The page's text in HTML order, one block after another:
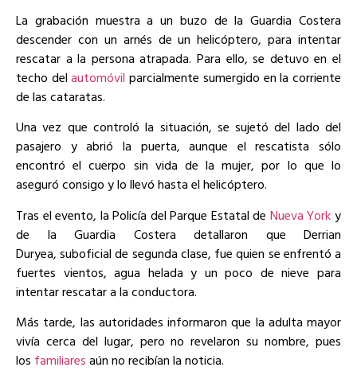
La grabación muestra a un buzo de la Guardia Costera
descender con un arnés de un helicóptero, para intentar
rescatar a la persona atrapada. Para ello, se detuvo en el
techo delautomóvil parcialmente sumergido en la corriente
de las cataratas.
Una vez que controló la situación, se sujetó del lado del
pasajero y abrió la puerta, aunque el rescatista sólo
encontró el cuerpo sin vida de la mujer, por lo que lo
aseguró consigo y lo llevó hasta el helicóptero.
Tras el evento, la Policía del Parque Estatal de Nueva York y
de la Guardia Costera detallaron que Derrian
Duryea, suboficial de segunda clase, fue quien se enfrentó a
fuertes vientos, agua helada y un poco de nieve para
intentar rescatar a la conductora.
Más tarde, las autoridades informaron que la adulta mayor
vivía cerca del lugar, pero no revelaron su nombre, pues
los familiares aún no recibían la noticia.